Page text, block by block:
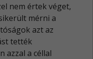
nem értek véget,
mérni a
azt az
tették
azzal a céllal